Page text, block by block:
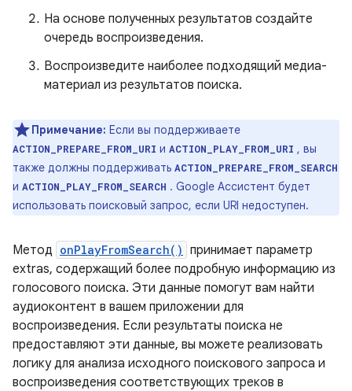
На основе полученных результатов создайте
очередь воспроизведения.
Воспроизведите наиболее подходящий медиа-
материал из результатов поиска.
Примечание: Если вы поддерживаете
ACTION_PREPARE_FROM_URI и ACTION_PLAY_FROM_URI , вы
также должны поддерживать ACTION_PREPARE_FROM_SEARCH
и ACTION_PLAY_FROM_SEARCH . Google Ассистент будет
использовать поисковый запрос, если URI недоступен.
Метод onPlayFromSearch() принимает параметр
extras, содержащий более подробную информацию из
голосового поиска. Эти данные помогут вам найти
аудиоконтент в вашем приложении для
воспроизведения. Если результаты поиска не
предоставляют эти данные, вы можете реализовать
логику для анализа исходного поискового запроса и
воспроизведения соответствующих треков в